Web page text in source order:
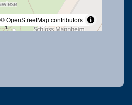
© OpenStreetMap contributors